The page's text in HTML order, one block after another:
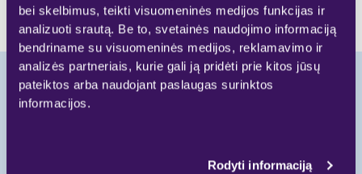
bei skelbimus, teikti visuomeninės medijos funkcijas ir
analizuoti srautą. Be to, svetainės naudojimo informaciją
bendriname su visuomeninės medijos, reklamavimo ir
analizės partneriais, kurie gali ją pridėti prie kitos jūsų
pateiktos arba naudojant paslaugas surinktos
informacijos.
Rodyti informaciją